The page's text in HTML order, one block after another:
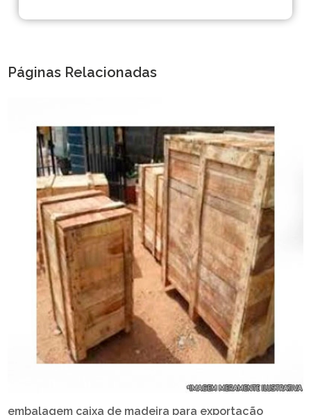
Páginas Relacionadas
embalagem caixa de madeira para exportação